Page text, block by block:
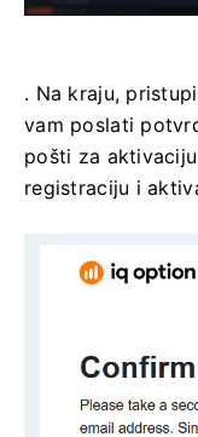
. Na kraju,
vam poslati
pošti za
registraciju i